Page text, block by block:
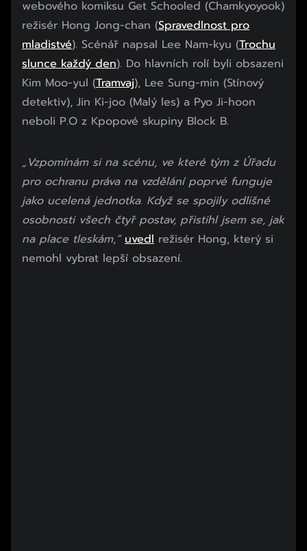
webového komiksu Get Schooled (Chamkyoyook)
režisér Hong Jong-chan (Spravedlnost pro
mladistvé). Scénář napsal Lee Nam-kyu (Trochu
slunce každý den). Do hlavních rolí byli obsazeni
Kim Moo-yul (Tramvaj), Lee Sung-min (Stínový
detektiv), Jin Ki-joo (Malý les) a Pyo Ji-hoon
neboli P.O z Kpopové skupiny Block B.
Začátek reklamy
Konec reklamy
„Vzpomínám si na scénu, ve které tým z Úřadu
pro ochranu práva na vzdělání poprvé funguje
jako ucelená jednotka. Když se spojily odlišné
osobnosti všech čtyř postav, přistihl jsem se, jak
na place tleskám,“ uvedl režisér Hong, který si
nemohl vybrat lepší obsazení.